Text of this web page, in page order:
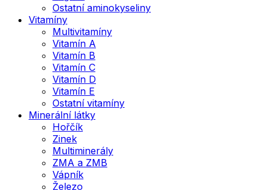
Ostatní aminokyseliny
Vitamíny
Multivitamíny
Vitamín A
Vitamín B
Vitamín C
Vitamín D
Vitamín E
Ostatní vitamíny
Minerální látky
Hořčík
Zinek
Multiminerály
ZMA a ZMB
Vápník
Železo